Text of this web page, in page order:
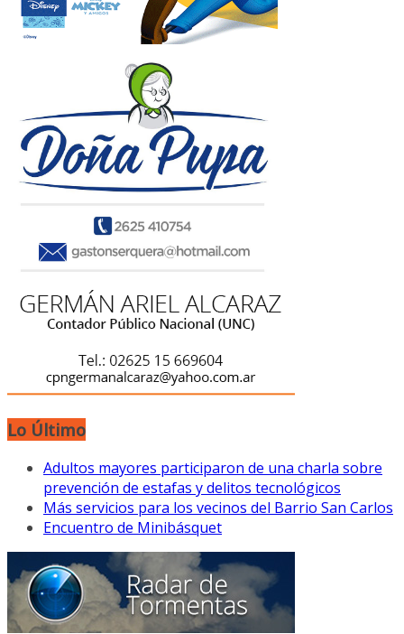
Lo Último
Adultos mayores participaron de una charla sobre
prevención de estafas y delitos tecnológicos
Más servicios para los vecinos del Barrio San Carlos
Encuentro de Minibásquet